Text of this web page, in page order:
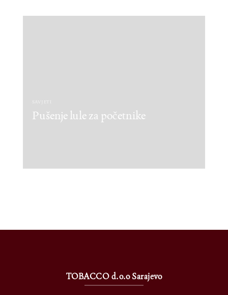
SAVJETI
Pušenje lule za početnike
TOBACCO d.o.o Sarajevo